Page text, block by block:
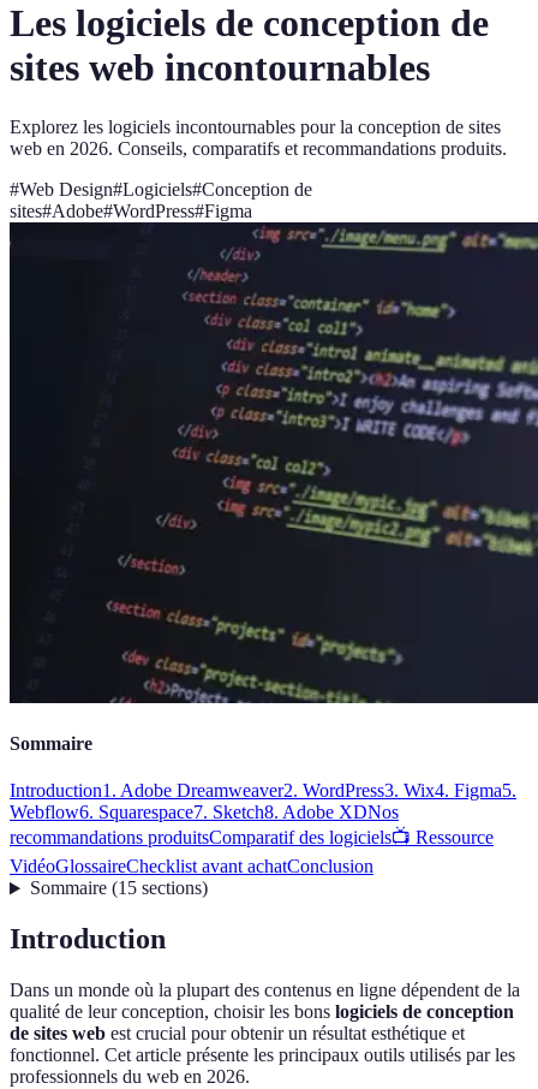
Les logiciels de conception de
sites web incontournables
Explorez les logiciels incontournables pour la conception de sites
web en 2026. Conseils, comparatifs et recommandations produits.
#Web Design#Logiciels#Conception de
sites#Adobe#WordPress#Figma
Sommaire
Introduction1. Adobe Dreamweaver2. WordPress3. Wix4. Figma5.
Webflow6. Squarespace7. Sketch8. Adobe XDNos
recommandations produitsComparatif des logiciels📺 Ressource
VidéoGlossaireChecklist avant achatConclusion
Sommaire(15 sections)
Introduction
Dans un monde où la plupart des contenus en ligne dépendent de la
qualité de leur conception, choisir les bons logiciels de conception
de sites web est crucial pour obtenir un résultat esthétique et
fonctionnel. Cet article présente les principaux outils utilisés par les
professionnels du web en 2026.